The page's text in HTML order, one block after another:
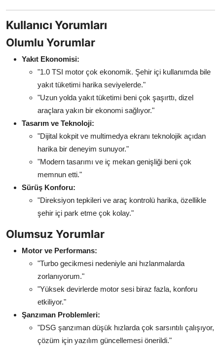
Kullanıcı Yorumları
Olumlu Yorumlar
Yakıt Ekonomisi:
"1.0 TSI motor çok ekonomik. Şehir içi kullanımda bile
yakıt tüketimi harika seviyelerde."
"Uzun yolda yakıt tüketimi beni çok şaşırttı, dizel
araçlara yakın bir ekonomi sağlıyor."
Tasarım ve Teknoloji:
"Dijital kokpit ve multimedya ekranı teknolojik açıdan
harika bir deneyim sunuyor."
"Modern tasarımı ve iç mekan genişliği beni çok
memnun etti."
Sürüş Konforu:
"Direksiyon tepkileri ve araç kontrolü harika, özellikle
şehir içi park etme çok kolay."
Olumsuz Yorumlar
Motor ve Performans:
"Turbo gecikmesi nedeniyle ani hızlanmalarda
zorlanıyorum."
"Yüksek devirlerde motor sesi biraz fazla, konforu
etkiliyor."
Şanzıman Problemleri:
"DSG şanzıman düşük hızlarda çok sarsıntılı çalışıyor,
çözüm için yazılım güncellemesi önerildi."